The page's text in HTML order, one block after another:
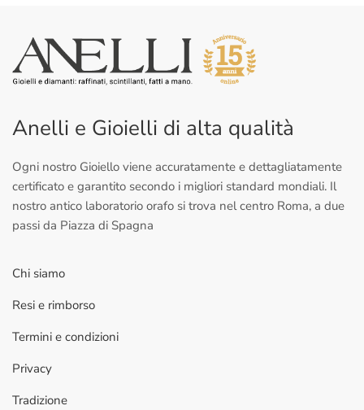
Anelli e Gioielli di alta qualità
Ogni nostro Gioiello viene accuratamente e dettagliatamente
certificato e garantito secondo i migliori standard mondiali. Il
nostro antico laboratorio orafo si trova nel centro Roma, a due
passi da Piazza di Spagna
Chi siamo
Resi e rimborso
Termini e condizioni
Privacy
Tradizione